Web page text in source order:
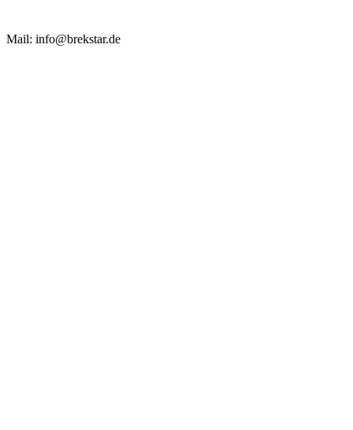
Mail: info@brekstar.de